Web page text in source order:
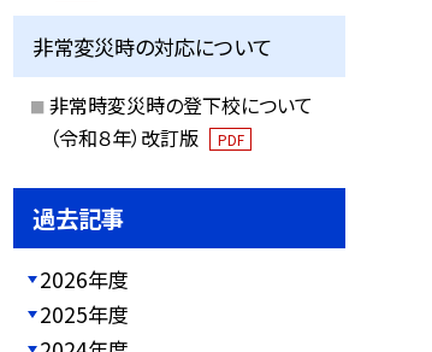
非常変災時の対応について
非常時変災時の登下校について
（令和８年）改訂版
PDF
過去記事
2026年度
2025年度